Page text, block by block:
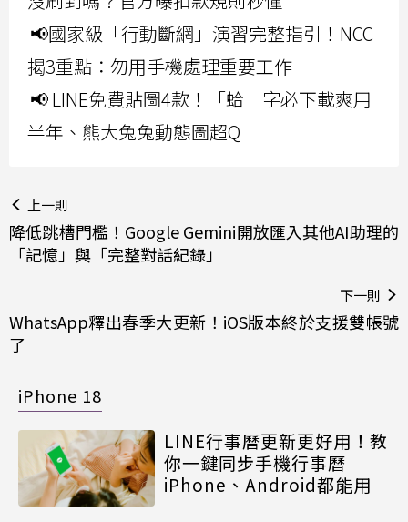
📢國家級「行動斷網」演習完整指引！NCC
揭3重點：勿用手機處理重要工作
📢 LINE免費貼圖4款！「蛤」字必下載爽用
半年、熊大兔兔動態圖超Q
上一則
降低跳槽門檻！Google Gemini開放匯入其他AI助理的
「記憶」與「完整對話紀錄」
下一則
WhatsApp釋出春季大更新！iOS版本終於支援雙帳號
了
iPhone 18
LINE行事曆更新更好用！教
你一鍵同步手機行事曆
iPhone、Android都能用